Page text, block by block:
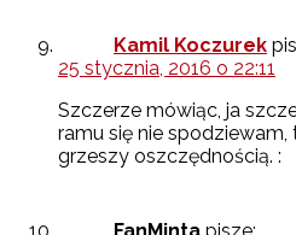
Kamil Koczurek
25 stycznia, 2016 o 22:11
Szczerze mówiąc, ja
ramu się nie spodziewam,
grzeszy oszczędnością. :